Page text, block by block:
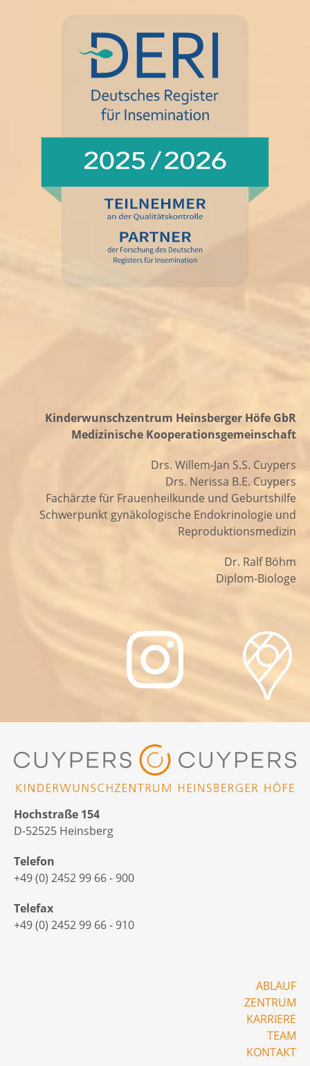
Kinderwunschzentrum Heinsberger Höfe GbR
Medizinische Kooperationsgemeinschaft
Drs. Willem-Jan S.S. Cuypers
Drs. Nerissa B.E. Cuypers
Fachärzte für Frauenheilkunde und Geburtshilfe
Schwerpunkt gynäkologische Endokrinologie und
Reproduktionsmedizin
Dr. Ralf Böhm
Diplom-Biologe
Hochstraße 154
D-52525 Heinsberg
Telefon
+49 (0) 2452 99 66 - 900
Telefax
+49 (0) 2452 99 66 - 910
ABLAUF
ZENTRUM
KARRIERE
TEAM
KONTAKT